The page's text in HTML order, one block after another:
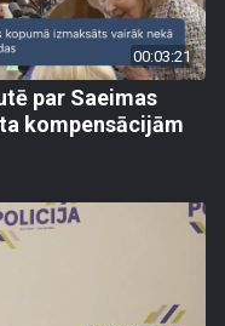
00:03:21
par Saeimas
kompensācijām